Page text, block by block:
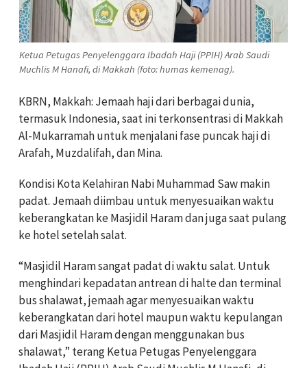
Ketua Petugas Penyelenggara Ibadah Haji (PPIH) Arab Saudi
Muchlis M Hanafi, di Makkah (foto: humas kemenag).
KBRN, Makkah: Jemaah haji dari berbagai dunia,
termasuk Indonesia, saat ini terkonsentrasi di Makkah
Al-Mukarramah untuk menjalani fase puncak haji di
Arafah, Muzdalifah, dan Mina.
Kondisi Kota Kelahiran Nabi Muhammad Saw makin
padat. Jemaah diimbau untuk menyesuaikan waktu
keberangkatan ke Masjidil Haram dan juga saat pulang
ke hotel setelah salat.
“Masjidil Haram sangat padat di waktu salat. Untuk
menghindari kepadatan antrean di halte dan terminal
bus shalawat, jemaah agar menyesuaikan waktu
keberangkatan dari hotel maupun waktu kepulangan
dari Masjidil Haram dengan menggunakan bus
shalawat,” terang Ketua Petugas Penyelenggara